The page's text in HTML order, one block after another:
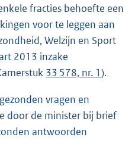
fracties behoefte een
voor te leggen aan
Welzijn en Sport
2013 inzake
33 578, nr. 1).
vragen en
door de minister bij brief
antwoorden